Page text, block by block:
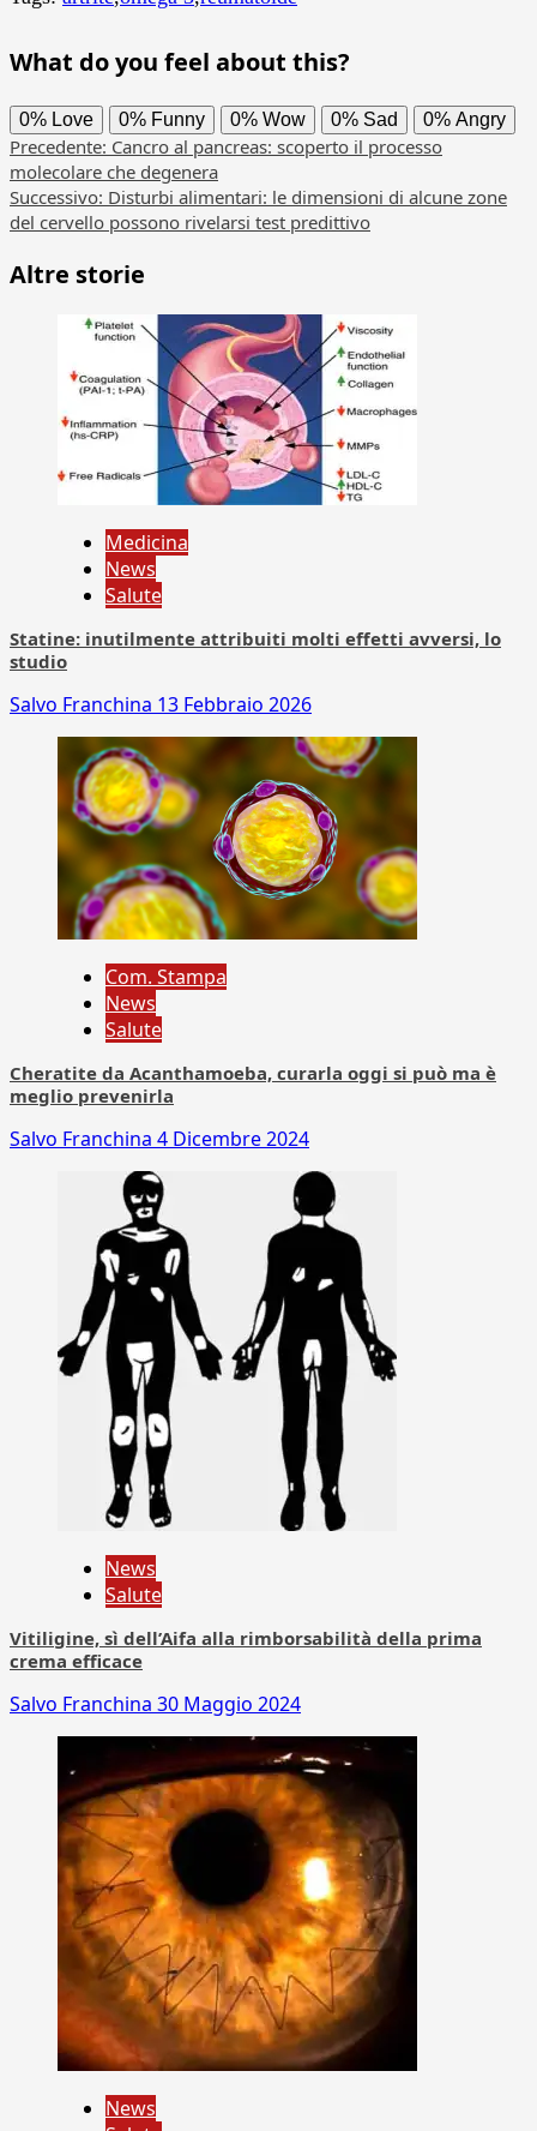
What do you feel about this?
0% Love 0% Funny 0% Wow 0% Sad 0% Angry
Navigazione
articolo
Precedente: Cancro al pancreas: scoperto il processo
molecolare che degenera
Successivo: Disturbi alimentari: le dimensioni di alcune zone
del cervello possono rivelarsi test predittivo
Altre storie
Medicina
News
Salute
Statine: inutilmente attribuiti molti effetti avversi, lo
studio
Salvo Franchina 13 Febbraio 2026
Com. Stampa
News
Salute
Cheratite da Acanthamoeba, curarla oggi si può ma è
meglio prevenirla
Salvo Franchina 4 Dicembre 2024
News
Salute
Vitiligine, sì dell’Aifa alla rimborsabilità della prima
crema efficace
Salvo Franchina 30 Maggio 2024
News